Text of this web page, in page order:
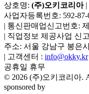
상호명: (주)오키코리아|
사업자등록번호: 592-
| 통신판매업신고번호:
| 직업정보 제공사업 신
주소: 서울 강남구 봉은
| 고객센터 : info@okky.kr
공휴일 휴무
© 2026 (주)오키코리아.
sponsored by